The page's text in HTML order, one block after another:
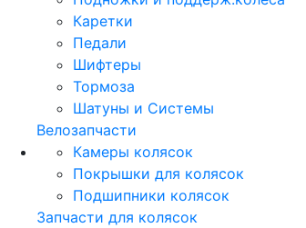
Каретки
Педали
Шифтеры
Тормоза
Шатуны и Системы
Велозапчасти
Камеры колясок
Покрышки для колясок
Подшипники колясок
Запчасти для колясок